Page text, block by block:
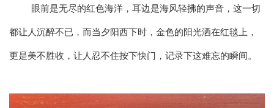
眼前是无尽的红色海洋，耳边是海风轻拂的声音，这一切
都让人沉醉不已，而当夕阳西下时，金色的阳光洒在红毯上，
更是美不胜收，让人忍不住按下快门，记录下这难忘的瞬间。